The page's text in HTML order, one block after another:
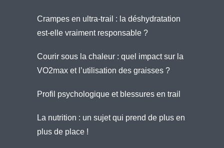
Crampes en ultra-trail : la déshydratation
est-elle vraiment responsable ?
Courir sous la chaleur : quel impact sur la
VO2max et l’utilisation des graisses ?
Profil psychologique et blessures en trail
La nutrition : un sujet qui prend de plus en
plus de place !